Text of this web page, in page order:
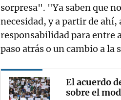
sorpresa". "Ya saben que
necesidad, y a partir de
responsabilidad para entre
paso atrás o un cambio a
El acuerdo
sobre el